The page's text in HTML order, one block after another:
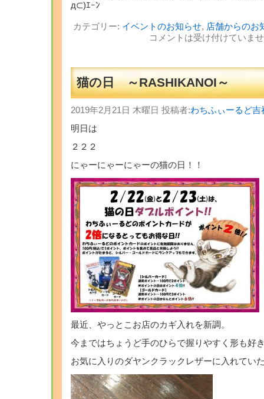
д⊂)ｴｰﾝ
カテゴリー: イベントのお知らせ, 店舗からのお
コメントは受け付けていま
猫の日 ～RASHIKANOI～
2019年2月21日 木曜日 投稿者:わちふぃーるど
明日は
２２２
にゃーにゃーにゃーの猫の日！！
最近、やっとこお店のカギ入れを新調。
今まではちょうど手のひらで握りやすく形も好
お気に入りのダヤンクラックレザーに入れてい